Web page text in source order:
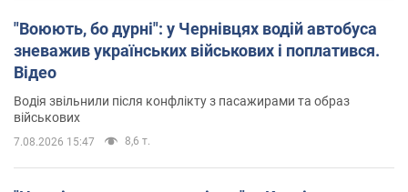
"Воюють, бо дурні": у Чернівцях водій автобуса
зневажив українських військових і поплатився.
Відео
Водія звільнили після конфлікту з пасажирами та образ
військових
7.08.2026 15:47 8,6 т.